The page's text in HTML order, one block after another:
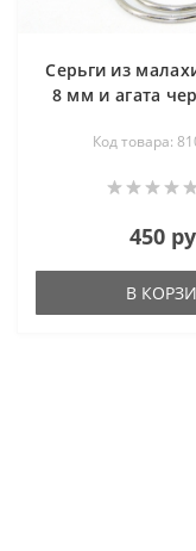
Серьги из
8 мм и агата
Код товара:
450
В